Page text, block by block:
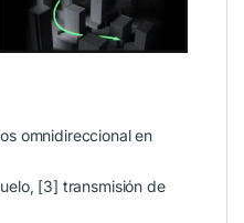
omnidireccional en
[3] transmisión de